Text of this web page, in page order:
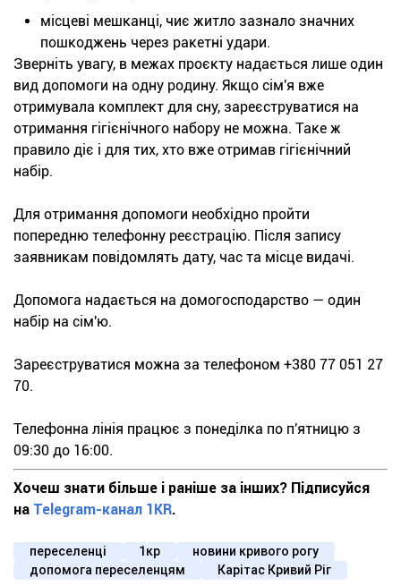
місцеві мешканці, чиє житло зазнало значних
пошкоджень через ракетні удари.
Зверніть увагу, в межах проєкту надається лише один
вид допомоги на одну родину. Якщо сім'я вже
отримувала комплект для сну, зареєструватися на
отримання гігієнічного набору не можна. Таке ж
правило діє і для тих, хто вже отримав гігієнічний
набір.
Для отримання допомоги необхідно пройти
попередню телефонну реєстрацію. Після запису
заявникам повідомлять дату, час та місце видачі.
Допомога надається на домогосподарство — один
набір на сім'ю.
Зареєструватися можна за телефоном +380 77 051 27
70.
Телефонна лінія працює з понеділка по п'ятницю з
09:30 до 16:00.
Хочеш знати більше і раніше за інших? Підписуйся
на Telegram-канал 1KR.
переселенці 1кр
новини кривого рогу
допомога переселенцям
Карітас Кривий Ріг